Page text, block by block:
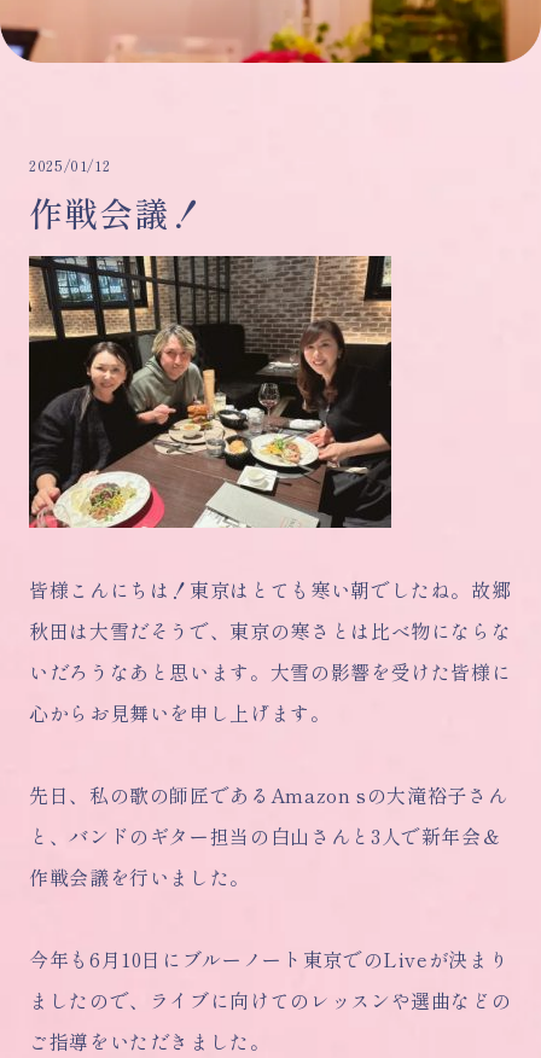
2025/01/12
作戦会議！
皆様こんにちは！東京はとても寒い朝でしたね。故郷
秋田は大雪だそうで、東京の寒さとは比べ物にならな
いだろうなあと思います。大雪の影響を受けた皆様に
心からお見舞いを申し上げます。
先日、私の歌の師匠であるAmazon sの大滝裕子さん
と、バンドのギター担当の白山さんと3人で新年会＆
作戦会議を行いました。
今年も6月10日にブルーノート東京でのLiveが決まり
ましたので、ライブに向けてのレッスンや選曲などの
ご指導をいただきました。